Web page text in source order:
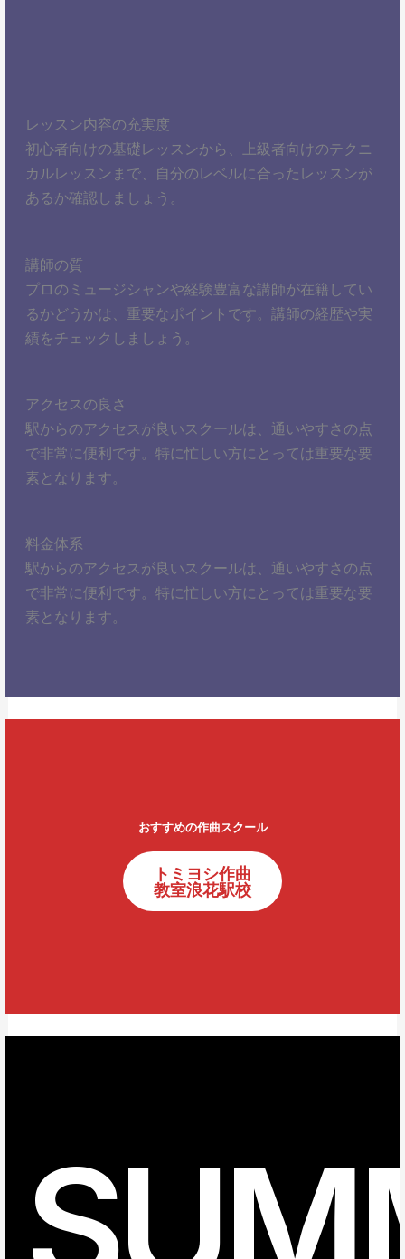
レッスン内容の充実度
初心者向けの基礎レッスンから、上級者向けのテクニ
カルレッスンまで、自分のレベルに合ったレッスンが
あるか確認しましょう。
講師の質
プロのミュージシャンや経験豊富な講師が在籍してい
るかどうかは、重要なポイントです。講師の経歴や実
績をチェックしましょう。
アクセスの良さ
駅からのアクセスが良いスクールは、通いやすさの点
で非常に便利です。特に忙しい方にとっては重要な要
素となります。
料金体系
駅からのアクセスが良いスクールは、通いやすさの点
で非常に便利です。特に忙しい方にとっては重要な要
素となります。
おすすめの作曲スクール
トミヨシ作曲
教室浪花駅校